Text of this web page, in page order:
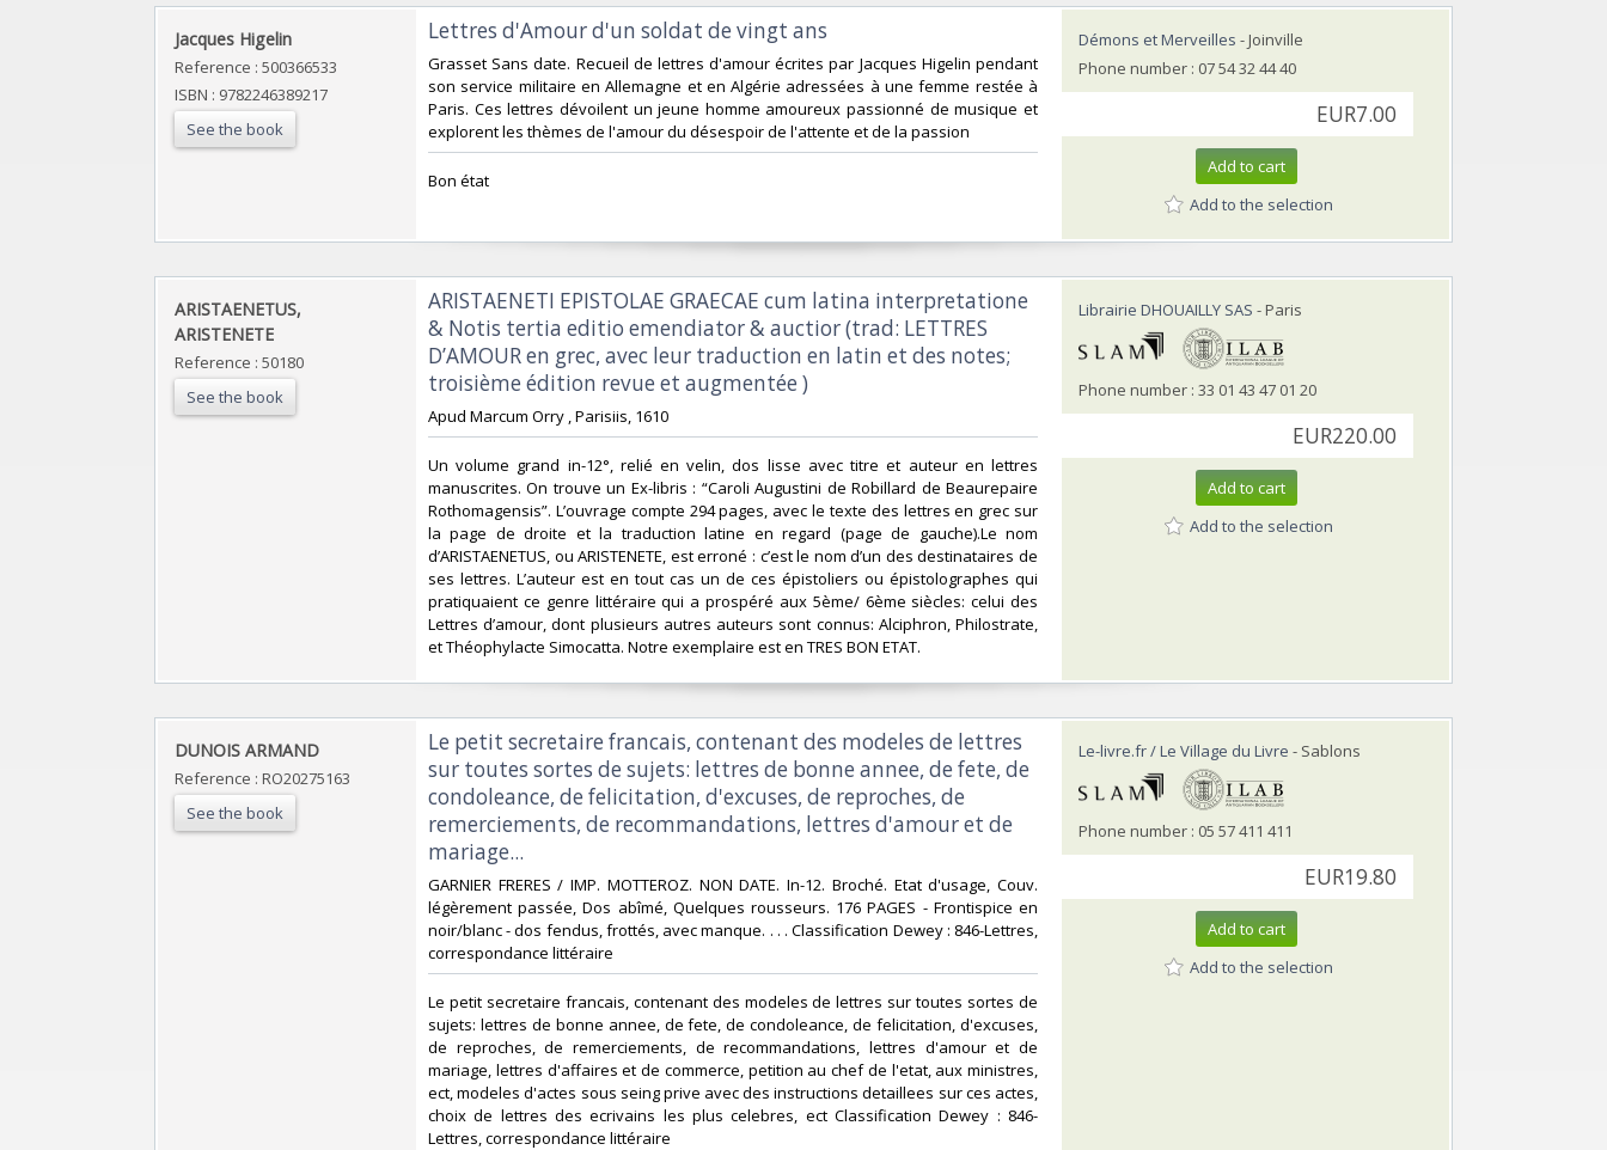
‎Jacques Higelin‎
Reference : 500366533
ISBN : 9782246389217
See the book
‎Lettres d'Amour d'un soldat de vingt ans‎
‎Grasset Sans date. Recueil de lettres d'amour écrites par Jacques Higelin pendant
son service militaire en Allemagne et en Algérie adressées à une femme restée à
Paris. Ces lettres dévoilent un jeune homme amoureux passionné de musique et
explorent les thèmes de l'amour du désespoir de l'attente et de la passion‎
‎Bon état‎
Démons et Merveilles - Joinville
Phone number : 07 54 32 44 40
EUR7.00
Add to cart
Add to the selection
‎ARISTAENETUS,
ARISTENETE‎
Reference : 50180
See the book
‎ARISTAENETI EPISTOLAE GRAECAE cum latina interpretatione
& Notis tertia editio emendiator & auctior (trad: LETTRES
D’AMOUR en grec, avec leur traduction en latin et des notes;
troisième édition revue et augmentée )‎
‎Apud Marcum Orry , Parisiis, 1610 ‎
‎Un volume grand in-12°, relié en velin, dos lisse avec titre et auteur en lettres
manuscrites. On trouve un Ex-libris : “Caroli Augustini de Robillard de Beaurepaire
Rothomagensis”. L’ouvrage compte 294 pages, avec le texte des lettres en grec sur
la page de droite et la traduction latine en regard (page de gauche).Le nom
d’ARISTAENETUS, ou ARISTENETE, est erroné : c’est le nom d’un des destinataires de
ses lettres. L’auteur est en tout cas un de ces épistoliers ou épistolographes qui
pratiquaient ce genre littéraire qui a prospéré aux 5ème/ 6ème siècles: celui des
Lettres d’amour, dont plusieurs autres auteurs sont connus: Alciphron, Philostrate,
et Théophylacte Simocatta. Notre exemplaire est en TRES BON ETAT.‎
Librairie DHOUAILLY SAS - Paris
Phone number : 33 01 43 47 01 20
EUR220.00
Add to cart
Add to the selection
‎DUNOIS ARMAND‎
Reference : RO20275163
See the book
‎Le petit secretaire francais, contenant des modeles de lettres
sur toutes sortes de sujets: lettres de bonne annee, de fete, de
condoleance, de felicitation, d'excuses, de reproches, de
remerciements, de recommandations, lettres d'amour et de
mariage...‎
‎GARNIER FRERES / IMP. MOTTEROZ. NON DATE. In-12. Broché. Etat d'usage, Couv.
légèrement passée, Dos abîmé, Quelques rousseurs. 176 PAGES - Frontispice en
noir/blanc - dos fendus, frottés, avec manque. . . . Classification Dewey : 846-Lettres,
correspondance littéraire‎
‎Le petit secretaire francais, contenant des modeles de lettres sur toutes sortes de
sujets: lettres de bonne annee, de fete, de condoleance, de felicitation, d'excuses,
de reproches, de remerciements, de recommandations, lettres d'amour et de
mariage, lettres d'affaires et de commerce, petition au chef de l'etat, aux ministres,
ect, modeles d'actes sous seing prive avec des instructions detaillees sur ces actes,
choix de lettres des ecrivains les plus celebres, ect Classification Dewey : 846-
Lettres, correspondance littéraire‎
Le-livre.fr / Le Village du Livre - Sablons
Phone number : 05 57 411 411
EUR19.80
Add to cart
Add to the selection